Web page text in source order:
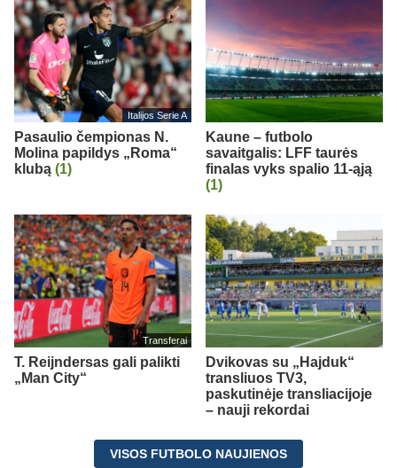
Italijos Serie A
Pasaulio čempionas N.
Molina papildys „Roma“
klubą (1)
Kaune – futbolo
savaitgalis: LFF taurės
finalas vyks spalio 11-ąją
(1)
Transferai
T. Reijndersas gali palikti
„Man City“
Dvikovas su „Hajduk“
transliuos TV3,
paskutinėje transliacijoje
– nauji rekordai
VISOS FUTBOLO NAUJIENOS